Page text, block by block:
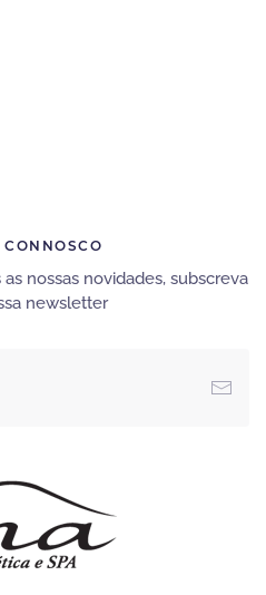
CONNOSCO
nossas novidades, subscreva
newsletter